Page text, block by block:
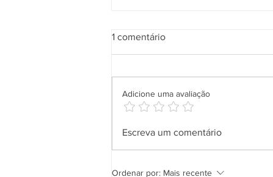
Aplicativo Salineira ganha
recursos, melhor usabilidade e
1 comentário
Adicione uma avaliação
Escreva um comentário
Ordenar por: Mais recente